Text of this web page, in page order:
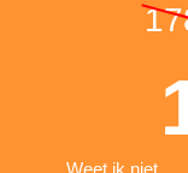
Weet ik niet.